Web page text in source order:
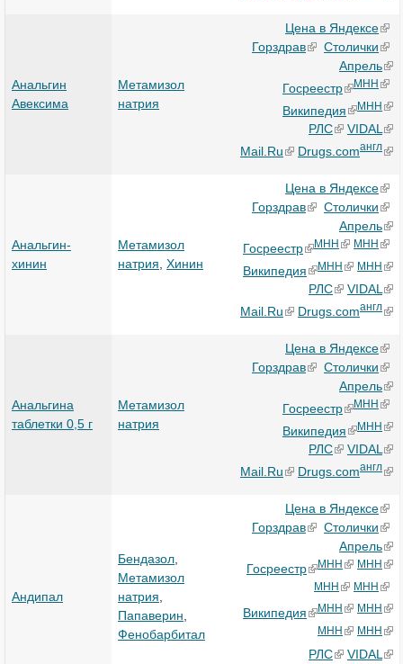
Анальгин
Авексима
Метамизол
натрия
Цена в Яндексе
Горздрав
Столички
Апрель
Госреестр
МНН
Википедия МНН
РЛС
VIDAL
Mail.Ru
Drugs.comангл
Анальгин-
хинин
Метамизол
натрия Хинин
Цена в Яндексе
Горздрав
Столички
Апрель
Госреестр
МНН МНН
Википедия МНН МНН
РЛС
VIDAL
Mail.Ru
Drugs.comангл
Анальгина
таблетки 0,5 г
Метамизол
натрия
Цена в Яндексе
Горздрав
Столички
Апрель
Госреестр
МНН
Википедия МНН
РЛС
VIDAL
Mail.Ru
Drugs.comангл
Андипал
Бендазол
Метамизол
натрия
Папаверин
Фенобарбитал
Цена в Яндексе
Горздрав
Столички
Апрель
Госреестр
МНН
МНН
МНН
МНН
Википедия МНН
МНН
МНН
МНН
РЛС VIDAL